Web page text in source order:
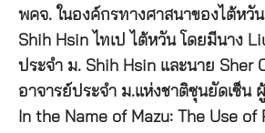
พคจ. ในองค์กรทางศาสนาของไต้หวั
Shih Hsin ไทเป ไต้หวัน โดยมีนาง
ประจำ ม. Shih Hsin และนาย Sher
อาจารย์ประจำ ม.แห่งชาติซุนยัดเซ็น
In the Name of Mazu: The Use